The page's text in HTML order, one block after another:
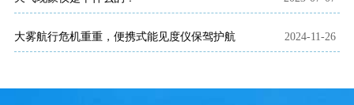
大雾航行危机重重，便携式能见度仪保驾护航 2024-11-26